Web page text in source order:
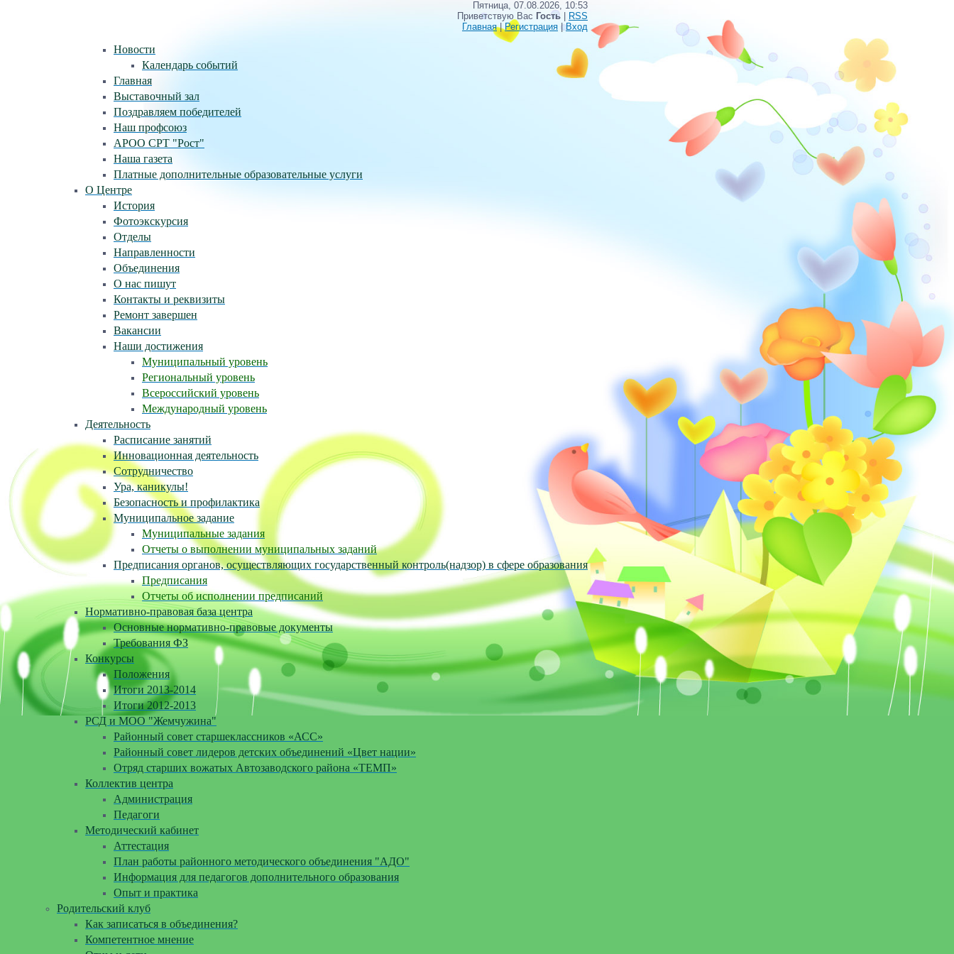
Пятница, 07.08.2026, 10:53
Приветствую Вас Гость
RSS
Главная|Регистрация |Вход
Новости
Календарь событий
Главная
Выставочный зал
Поздравляем победителей
Наш профсоюз
АРОО СРТ "Рост"
Наша газета
Платные дополнительные образовательные услуги
О Центре
История
Фотоэкскурсия
Отделы
Направленности
Объединения
О нас пишут
Контакты и реквизиты
Ремонт завершен
Вакансии
Наши достижения
Муниципальный уровень
Региональный уровень
Всероссийский уровень
Международный уровень
Деятельность
Расписание занятий
Инновационная деятельность
Сотрудничество
Ура, каникулы!
Безопасность и профилактика
Муниципальное задание
Муниципальные задания
Отчеты о выполнении муниципальных заданий
Предписания органов, осуществляющих государственный контроль(надзор) в сфере образования
Предписания
Отчеты об исполнении предписаний
Нормативно-правовая база центра
Основные нормативно-правовые документы
Требования ФЗ
Конкурсы
Положения
Итоги 2013-2014
Итоги 2012-2013
РСД и МОО "Жемчужина"
Районный совет старшеклассников «АСС»
Районный совет лидеров детских объединений «Цвет нации»
Отряд старших вожатых Автозаводского района «ТЕМП»
Коллектив центра
Администрация
Педагоги
Методический кабинет
Аттестация
План работы районного методического объединения "АДО"
Информация для педагогов дополнительного образования
Опыт и практика
Родительский клуб
Как записаться в объединения?
Компетентное мнение